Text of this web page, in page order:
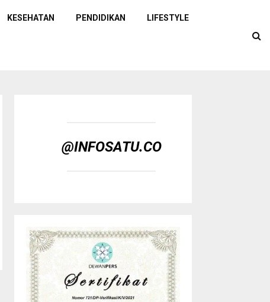
KESEHATAN PENDIDIKAN LIFESTYLE
@INFOSATU.CO